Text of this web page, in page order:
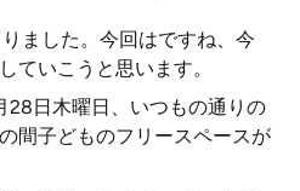
ました。今回はですね、今
ていこうと思います。
28日木曜日、いつもの通りの
間子どものフリースペースが